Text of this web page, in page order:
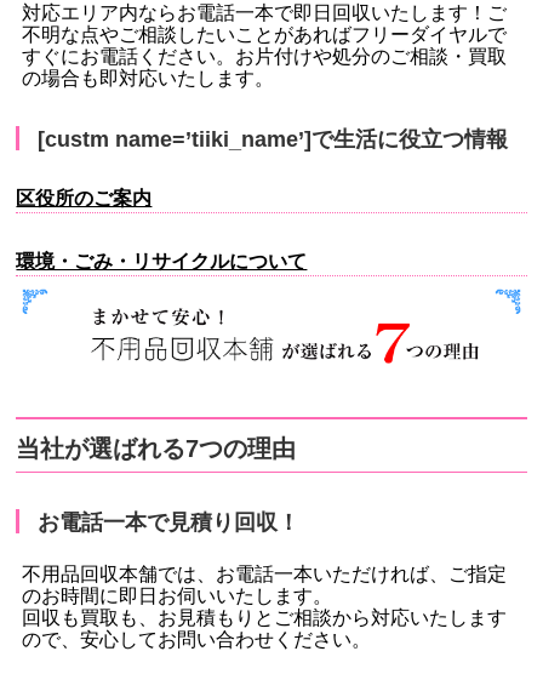
対応エリア内ならお電話一本で即日回収いたします！ご
不明な点やご相談したいことがあればフリーダイヤルで
すぐにお電話ください。お片付けや処分のご相談・買取
の場合も即対応いたします。
[custm name=’tiiki_name’]で生活に役立つ情報
区役所のご案内
環境・ごみ・リサイクルについて
当社が選ばれる7つの理由
お電話一本で見積り回収！
不用品回収本舗では、お電話一本いただければ、ご指定
のお時間に即日お伺いいたします。
回収も買取も、お見積もりとご相談から対応いたします
ので、安心してお問い合わせください。